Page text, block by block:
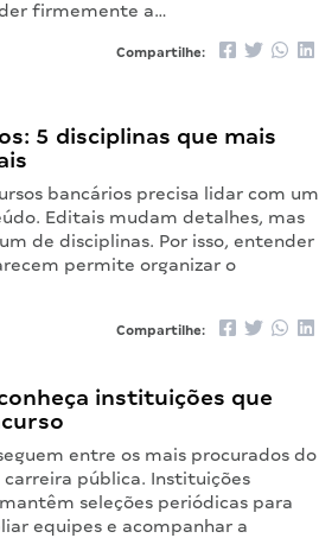
firmemente a…
Compartilhe:
5 disciplinas que mais
bancários precisa lidar com um
Editais mudam detalhes, mas
de disciplinas. Por isso, entender
permite organizar o
Compartilhe:
instituições que
entre os mais procurados do
carreira pública. Instituições
seleções periódicas para
equipes e acompanhar a